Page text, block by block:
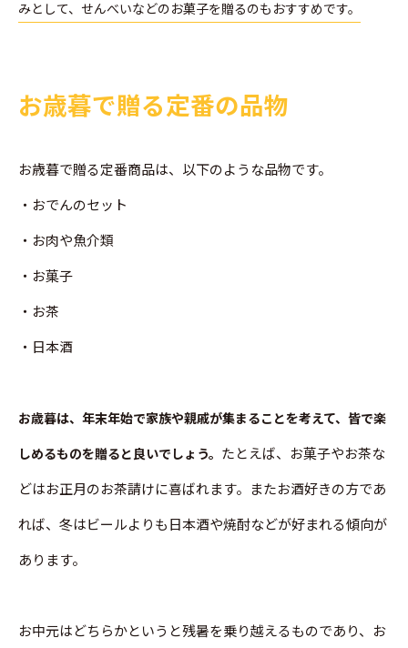
みとして、せんべいなどのお菓子を贈るのもおすすめです。
お歳暮で贈る定番の品物
お歳暮で贈る定番商品は、以下のような品物です。
・おでんのセット
・お肉や魚介類
・お菓子
・お茶
・日本酒
お歳暮は、年末年始で家族や親戚が集まることを考えて、皆で楽
しめるものを贈ると良いでしょう。 たとえば、お菓子やお茶な
どはお正月のお茶請けに喜ばれます。またお酒好きの方であ
れば、冬はビールよりも日本酒や焼酎などが好まれる傾向が
あります。
お中元はどちらかというと残暑を乗り越えるものであり、お